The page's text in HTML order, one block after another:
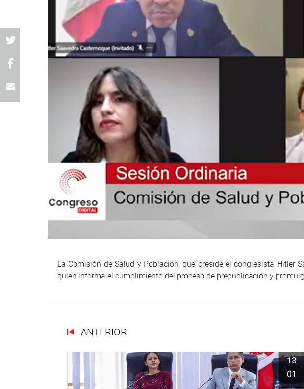
La Comisión de Salud y Población, que preside el congresista Hitler
quien informa el cumplimiento del proceso de prepublicación y
ANTERIOR
13
01